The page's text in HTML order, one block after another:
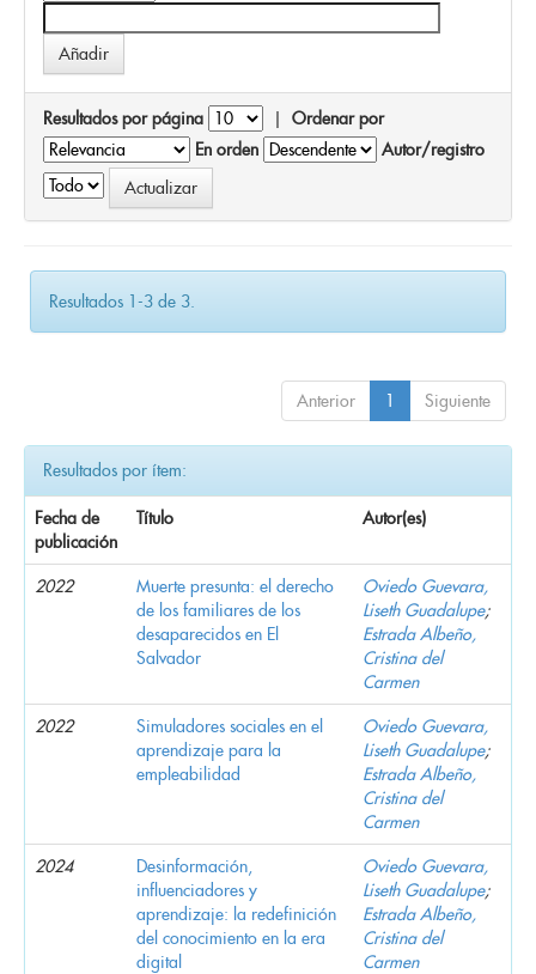
Resultados por página | Ordenar por
En orden
Autor/registro
Resultados 1-3 de 3.
Anterior 1 Siguiente
Resultados por ítem:
Fecha de
publicación
Título Autor(es)
2022
Muerte presunta: el derecho
de los familiares de los
desaparecidos en El
Salvador
Oviedo Guevara,
Liseth Guadalupe;
Estrada Albeño,
Cristina del
Carmen
2022
Simuladores sociales en el
aprendizaje para la
empleabilidad
Oviedo Guevara,
Liseth Guadalupe;
Estrada Albeño,
Cristina del
Carmen
2024
Desinformación,
influenciadores y
aprendizaje: la redefinición
del conocimiento en la era
digital
Oviedo Guevara,
Liseth Guadalupe;
Estrada Albeño,
Cristina del
Carmen